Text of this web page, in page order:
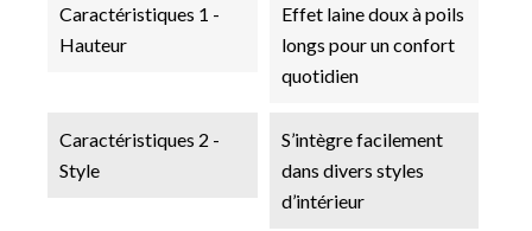
Caractéristiques 1 -
Hauteur
Effet laine doux à poils
longs pour un confort
quotidien
Caractéristiques 2 -
Style
S’intègre facilement
dans divers styles
d’intérieur